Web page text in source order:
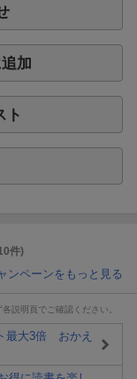
加
ト
件)
ンペーンをもっと見る
説明頁でご確認ください。
最大3倍 おかえ